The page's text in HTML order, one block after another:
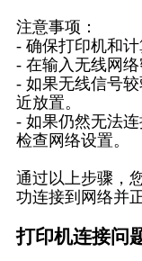
注意事项：
- 确保打印机和计
- 在输入无线网络
- 如果无线信号
近放置。
- 如果仍然无法
检查网络设置。
通过以上步骤，
功连接到网络并
打印机连接问